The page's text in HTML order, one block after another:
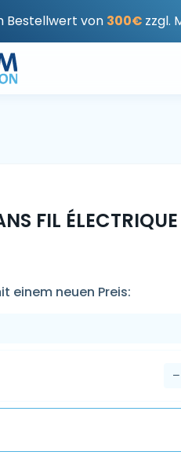
Bestellwert von 300€ zzgl.
FIL
einem neuen Preis: